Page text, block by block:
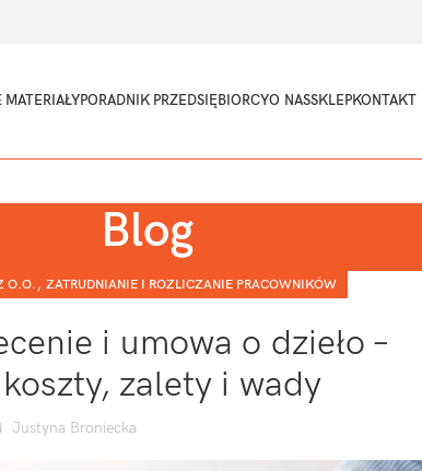
MATERIAŁYPORADNIK PRZEDSIĘBIORCYO NASSKLEPKONTAKT
Blog
O.O., ZATRUDNIANIE I ROZLICZANIE PRACOWNIKÓW
i umowa o dzieło –
zalety i wady
Justyna Broniecka